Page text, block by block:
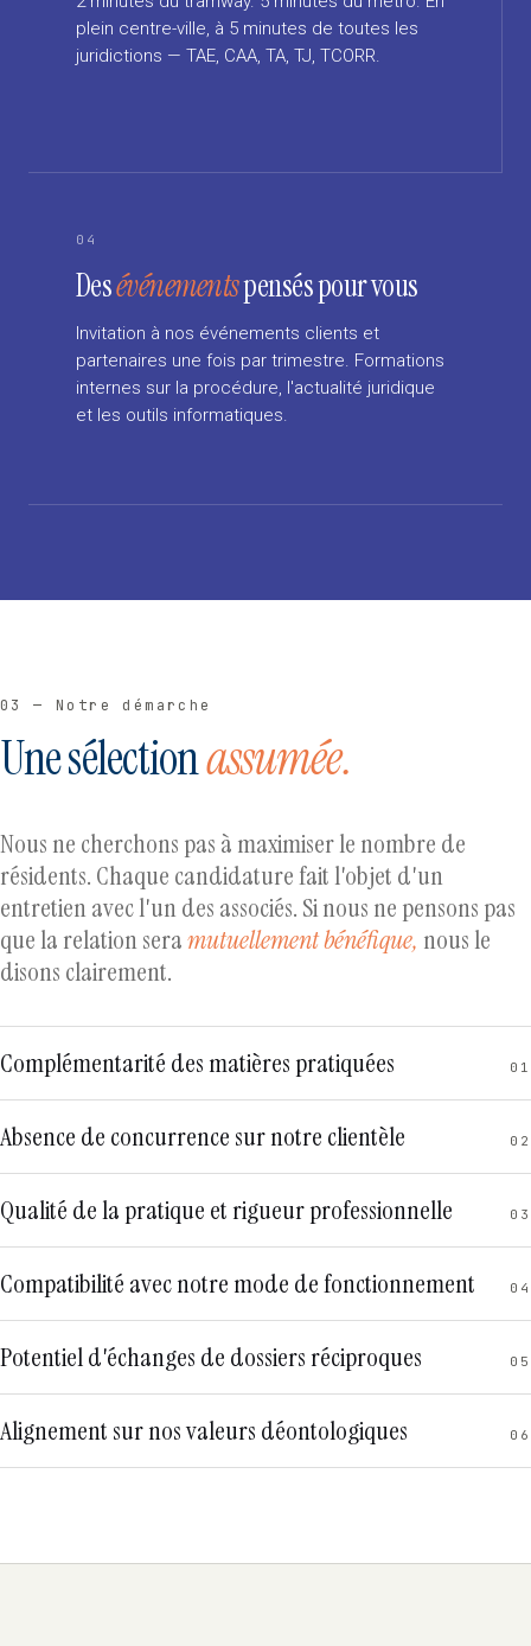
plein centre-ville, à 5 minutes de toutes les
juridictions — TAE, CAA, TA, TJ, TCORR.
04
Desévénementspensés pour vous
Invitation à nos événements clients et
partenaires une fois par trimestre. Formations
internes sur la procédure, l'actualité juridique
et les outils informatiques.
03 — Notre démarche
Une sélectionassumée.
Nous ne cherchons pas à maximiser le nombre de
résidents. Chaque candidature fait l'objet d'un
entretien avec l'un des associés. Si nous ne pensons pas
que la relation seramutuellement bénéfique, nous le
disons clairement.
Complémentarité des matières pratiquées 01
Absence de concurrence sur notre clientèle 02
Qualité de la pratique et rigueur professionnelle 03
Compatibilité avec notre mode de fonctionnement 04
Potentiel d'échanges de dossiers réciproques 05
Alignement sur nos valeurs déontologiques 06